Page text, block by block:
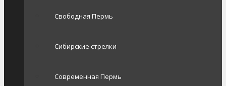
Свободная Пермь
Сибирские стрелки
Современная Пермь